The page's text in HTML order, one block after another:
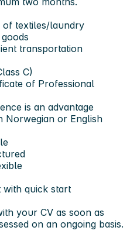
of textiles/laundry
transportation
C)
of Professional
is an advantage
Norwegian or English
with quick start
your CV as soon as
on an ongoing basis.